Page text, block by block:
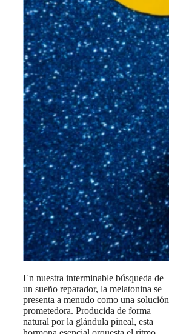
En nuestra interminable búsqueda de
un sueño reparador, la melatonina se
presenta a menudo como una solución
prometedora. Producida de forma
natural por la glándula pineal, esta